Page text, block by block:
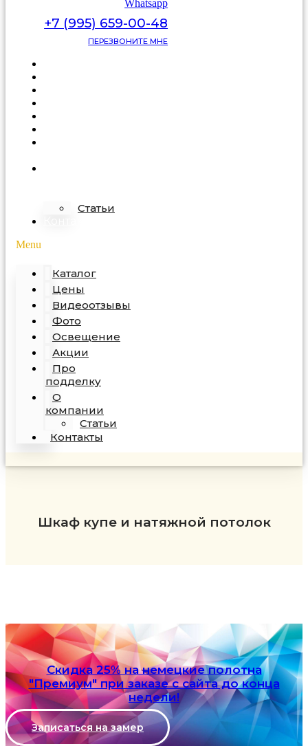
Whatsapp
+7 (995) 659-00-48
ПЕРЕЗВОНИТЕ МНЕ
Статьи
Menu
Каталог
Цены
Видеоотзывы
Фото
Освещение
Акции
Про
подделку
О
компании
Статьи
Контакты
Шкаф купе и натяжной потолок
Скидка 25% на немецкие полотна
"Премиум" при заказе с сайта до конца
недели!
Записаться на замер